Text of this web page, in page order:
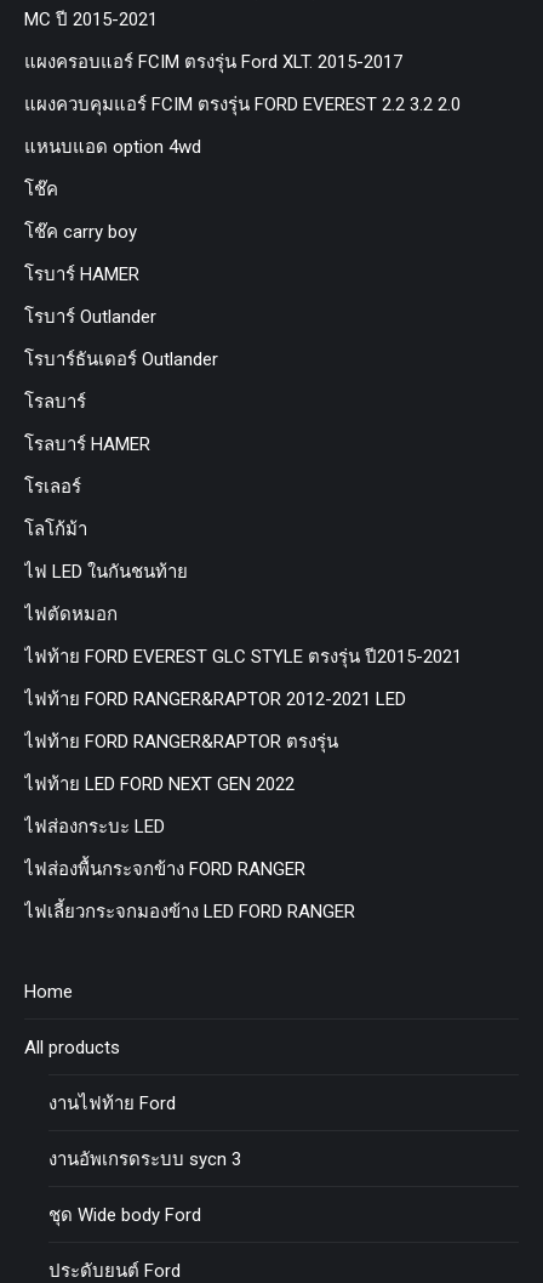
MC ปี 2015-2021
แผงครอบแอร์ FCIM ตรงรุ่น Ford XLT. 2015-2017
แผงควบคุมแอร์ FCIM ตรงรุ่น FORD EVEREST 2.2 3.2 2.0
แหนบแอด option 4wd
โช๊ค
โช๊ค carry boy
โรบาร์ HAMER
โรบาร์ Outlander
โรบาร์ธันเดอร์ Outlander
โรลบาร์
โรลบาร์ HAMER
โรเลอร์
โลโก้ม้า
ไฟ LED ในกันชนท้าย
ไฟตัดหมอก
ไฟท้าย FORD EVEREST GLC STYLE ตรงรุ่น ปี2015-2021
ไฟท้าย FORD RANGER&RAPTOR 2012-2021 LED
ไฟท้าย FORD RANGER&RAPTOR ตรงรุ่น
ไฟท้าย LED FORD NEXT GEN 2022
ไฟส่องกระบะ LED
ไฟส่องพื้นกระจกข้าง FORD RANGER
ไฟเลี้ยวกระจกมองข้าง LED FORD RANGER
Home
All products
งานไฟท้าย Ford
งานอัพเกรดระบบ sycn 3
ชุด Wide body Ford
ประดับยนต์ Ford